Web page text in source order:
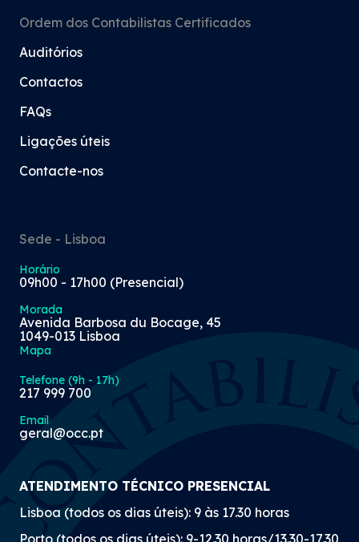
Ordem dos Contabilistas Certificados
Auditórios
Contactos
FAQs
Ligações úteis
Contacte-nos
Sede - Lisboa
Horário
09h00 - 17h00 (Presencial)
Morada
Avenida Barbosa du Bocage, 45
1049-013 Lisboa
Mapa
Telefone (9h - 17h)
217 999 700
Email
geral@occ.pt
ATENDIMENTO TÉCNICO PRESENCIAL
Lisboa (todos os dias úteis): 9 às 17.30 horas
Porto (todos os dias úteis): 9-12.30 horas/13.30-17.30